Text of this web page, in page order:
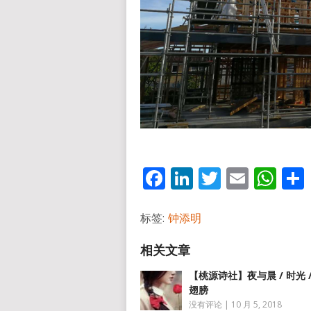
Facebook
LinkedIn
Twitter
Email
标签: 钟添明
【桃源诗社】夜与晨 / 时光
翅膀
没有评论 10 月 5, 2018